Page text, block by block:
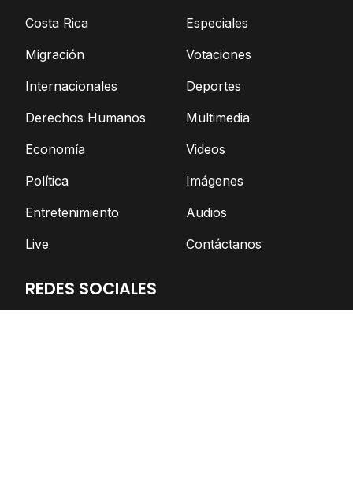
Costa Rica
Migración
Internacionales
Derechos Humanos
Economía
Política
Entretenimiento
Live
Especiales
Votaciones
Deportes
Multimedia
Videos
Imágenes
Audios
Contáctanos
REDES SOCIALES